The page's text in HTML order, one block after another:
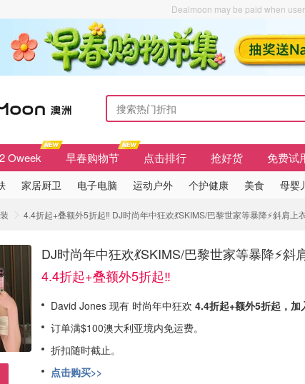
Dealmoon may be paid when
Oweek 早春购物节 点击排行 抢好货 免费试
家居厨卫 电子电脑 运动户外 个护健康 美食 母婴
4.4折起+叠额外5折起‼️ DJ时尚年中狂欢💃SKIMS/巴黎世家等暴降⚡斜肩上
DJ时尚年中狂欢💃SKIMS/巴黎世家等暴降⚡斜
4.4折起+叠额外5折起‼️
David Jones 现有 时尚年中狂欢 4.4折起+额外5折起，加
订单满$100澳大利亚境内免运费。
折扣随时截止。
点击购买>>